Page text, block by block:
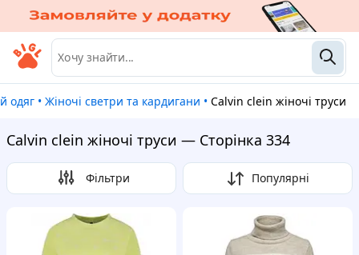
одяг • Жіночі светри та кардигани • Calvin clein жіночі труси
Calvin clein жіночі труси — Сторінка 334
Фільтри Популярні